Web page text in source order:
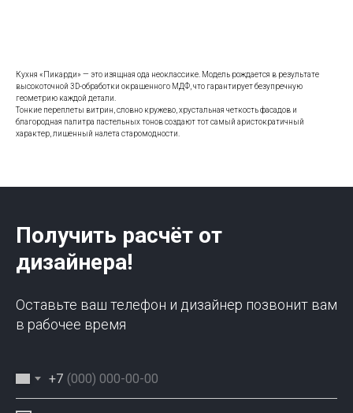
Кухня «Пикарди» — это изящная ода неоклассике. Модель рождается в результате
высокоточной 3D-обработки окрашенного МДФ, что гарантирует безупречную
геометрию каждой детали.
Тонкие переплеты витрин, словно кружево, хрустальная четкость фасадов и
благородная палитра пастельных тонов создают тот самый аристократичный
характер, лишенный налета старомодности.
Получить расчёт от
дизайнера!
Оставьте ваш телефон и дизайнер позвонит вам
в рабочее время
+7